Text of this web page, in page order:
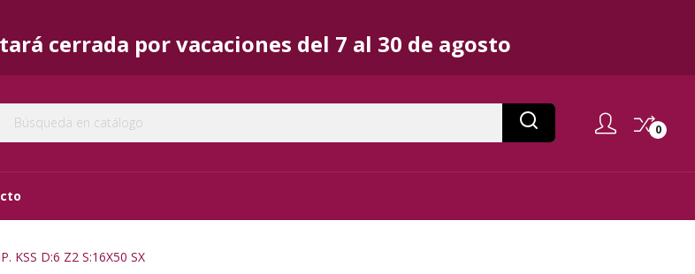
cerrada por vacaciones del 7 al 30 de agosto
0
KSS D:6 Z2 S:16X50 SX